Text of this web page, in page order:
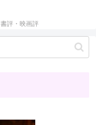
書評・映画評